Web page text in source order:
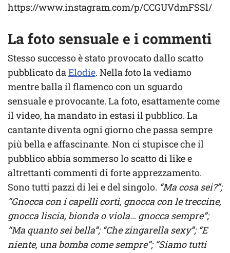
https://www.instagram.com/p/CCGUVdmFSSl/
La foto sensuale e i commenti
Stesso successo è stato provocato dallo scatto
pubblicato da Elodie. Nella foto la vediamo
mentre balla il flamenco con un sguardo
sensuale e provocante. La foto, esattamente come
il video, ha mandato in estasi il pubblico. La
cantante diventa ogni giorno che passa sempre
più bella e affascinante. Non ci stupisce che il
pubblico abbia sommerso lo scatto di like e
altrettanti commenti di forte apprezzamento.
Sono tutti pazzi di lei e del singolo. “Ma cosa sei?”;
“Gnocca con i capelli corti, gnocca con le treccine,
gnocca liscia, bionda o viola… gnocca sempre”;
“Ma quanto sei bella”; “Che zingarella sexy”; “E
niente, una bomba come sempre”; “Siamo tutti